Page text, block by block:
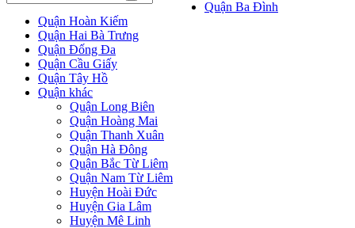
Quận Ba Đình
Quận Hoàn Kiếm
Quận Hai Bà Trưng
Quận Đống Đa
Quận Cầu Giấy
Quận Tây Hồ
Quận khác
Quận Long Biên
Quận Hoàng Mai
Quận Thanh Xuân
Quận Hà Đông
Quận Bắc Từ Liêm
Quận Nam Từ Liêm
Huyện Hoài Đức
Huyện Gia Lâm
Huyện Mê Linh